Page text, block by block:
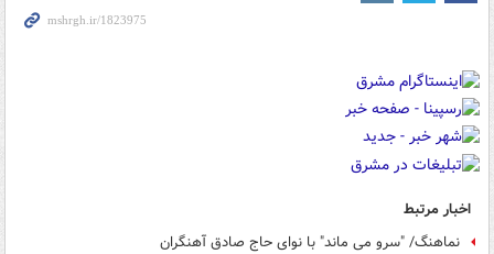
اخبار مرتبط
نماهنگ/ "سرو می ماند" با نوای حاج صادق آهنگران